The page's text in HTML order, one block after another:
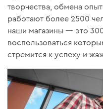
творчества, обмена
работают более 2500
наши магазины — это
воспользоваться
стремится к успеху и